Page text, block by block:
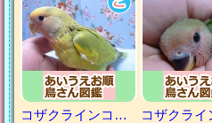
コザクラインコ（小桜インコ）